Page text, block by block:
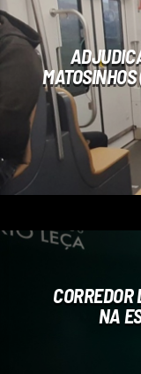
CORREDOR
NA